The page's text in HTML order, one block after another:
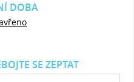
DOBA
SE ZEPTAT